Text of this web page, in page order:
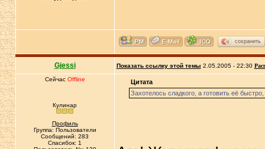
сохранить
Gjessi Показать ссылку этой темы 2.05.2005 - 22:30
Сейчас Offline
Кулинар
Профиль
Группа: Пользователи
Сообщений: 283
Спасибок: 1
Цитата
Захотелось сладкого, а готовить её